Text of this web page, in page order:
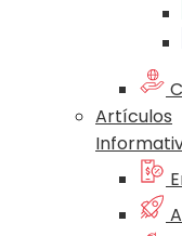
Artículos